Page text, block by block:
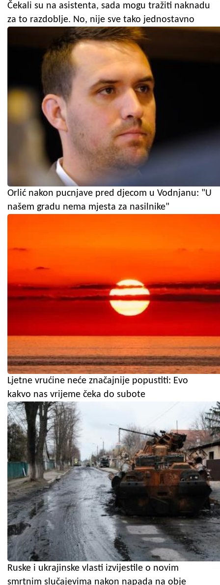
Čekali su na asistenta, sada mogu tražiti naknadu
za to razdoblje. No, nije sve tako jednostavno
Orlić nakon pucnjave pred djecom u Vodnjanu: "U
našem gradu nema mjesta za nasilnike"
Ljetne vrućine neće značajnije popustiti: Evo
kakvo nas vrijeme čeka do subote
Ruske i ukrajinske vlasti izvijestile o novim
smrtnim slučajevima nakon napada na obje